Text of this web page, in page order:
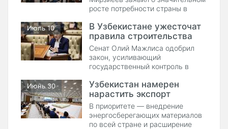
росте потребности страны в
Июль 10
В Узбекистане ужесточат
правила строительства
многоквартирных домов
Сенат Олий Мажлиса одобрил
закон, усиливающий
государственный контроль в
Июнь 30
Узбекистан намерен
нарастить экспорт
стройматериалов в
Центральной Азии
В приоритете — внедрение
энергосберегающих материалов
по всей стране и расширение